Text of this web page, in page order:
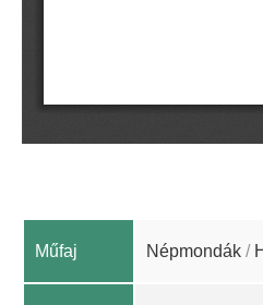
Műfaj Népmondák /